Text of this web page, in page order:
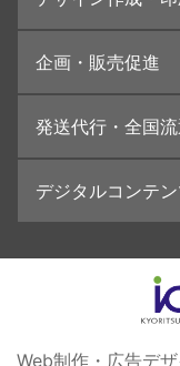
インターネット広告代行
UI・UXデザイン設計
カタログデザインの制作
学校・会社案内パンフ
高精細印刷（スブリマ
社内報
名刺
一般印刷 （オンデマン
ユニバーサル・コミュ
企画・販売促進
ブランディング戦略
コンテンツ制作
採用プロモーション
発送代行・全国流
デジタルコンテ
イラスト・キャラクタ
ロゴデザイン・CI設計
コピー・ライティング
Web制作・広告デ